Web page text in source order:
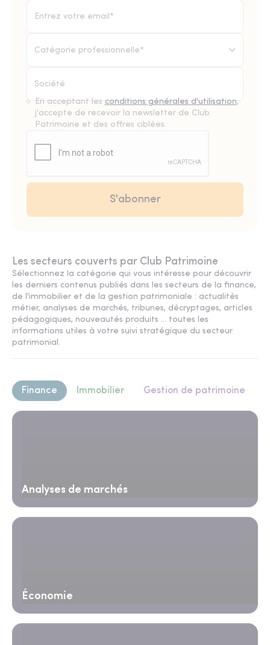
Catégorie professionnelle*
En acceptant les conditions générales d'utilisation,
j'accepte de recevoir la newsletter de Club
Patrimoine et des offres ciblées.
Les secteurs couverts par Club Patrimoine
Sélectionnez la catégorie qui vous intéresse pour découvrir
les derniers contenus publiés dans les secteurs de la finance,
de l'immobilier et de la gestion patrimoniale : actualités
métier, analyses de marchés, tribunes, décryptages, articles
pédagogiques, nouveautés produits ... toutes les
informations utiles à votre suivi stratégique du secteur
patrimonial.
Finance Immobilier Gestion de patrimoine
Analyses de marchés
Économie